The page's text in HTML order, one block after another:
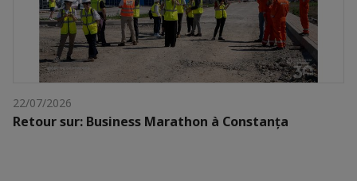
22/07/2026
Retour sur: Business Marathon à Constanța